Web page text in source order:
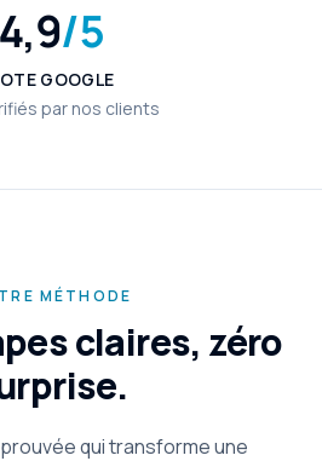
4,9/5
GOOGLE
par nos clients
MÉTHODE
claires, zéro
qui transforme une